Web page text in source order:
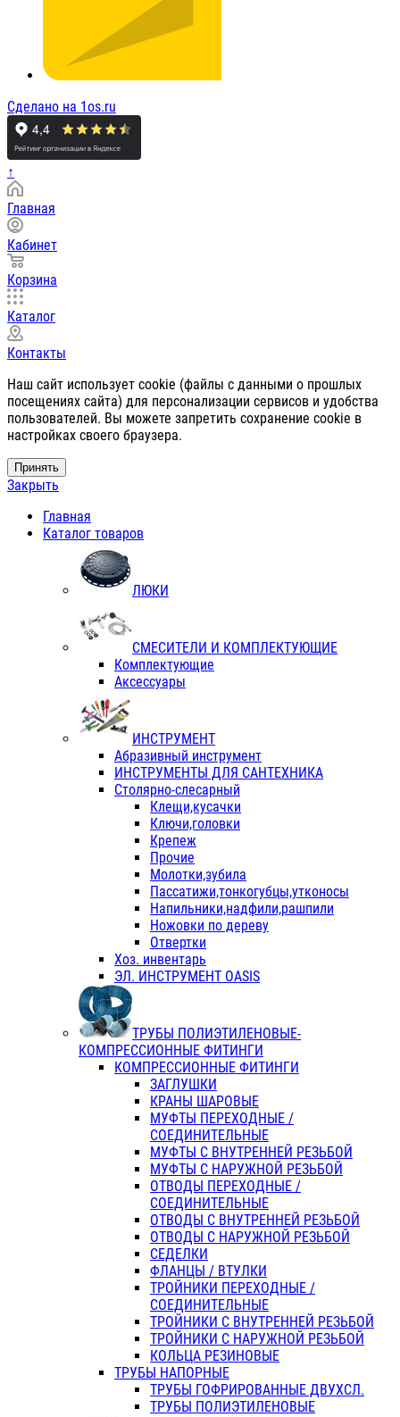
Сделано на 1os.ru
↑
Главная
Кабинет
Корзина
Каталог
Контакты
Наш сайт использует cookie (файлы с данными о прошлых
посещениях сайта) для персонализации сервисов и удобства
пользователей. Вы можете запретить сохранение cookie в
настройках своего браузера.
Принять
Закрыть
Главная
Каталог товаров
ЛЮКИ
СМЕСИТЕЛИ И КОМПЛЕКТУЮЩИЕ
Комплектующие
Аксессуары
ИНСТРУМЕНТ
Абразивный инструмент
ИНСТРУМЕНТЫ ДЛЯ САНТЕХНИКА
Столярно-слесарный
Клещи,кусачки
Ключи,головки
Крепеж
Прочие
Молотки,зубила
Пассатижи,тонкогубцы,утконосы
Напильники,надфили,рашпили
Ножовки по дереву
Отвертки
Хоз. инвентарь
ЭЛ. ИНСТРУМЕНТ OASIS
ТРУБЫ ПОЛИЭТИЛЕНОВЫЕ-
КОМПРЕССИОННЫЕ ФИТИНГИ
КОМПРЕССИОННЫЕ ФИТИНГИ
ЗАГЛУШКИ
КРАНЫ ШАРОВЫЕ
МУФТЫ ПЕРЕХОДНЫЕ /
СОЕДИНИТЕЛЬНЫЕ
МУФТЫ С ВНУТРЕННЕЙ РЕЗЬБОЙ
МУФТЫ С НАРУЖНОЙ РЕЗЬБОЙ
ОТВОДЫ ПЕРЕХОДНЫЕ /
СОЕДИНИТЕЛЬНЫЕ
ОТВОДЫ С ВНУТРЕННЕЙ РЕЗЬБОЙ
ОТВОДЫ С НАРУЖНОЙ РЕЗЬБОЙ
СЕДЕЛКИ
ФЛАНЦЫ / ВТУЛКИ
ТРОЙНИКИ ПЕРЕХОДНЫЕ /
СОЕДИНИТЕЛЬНЫЕ
ТРОЙНИКИ С ВНУТРЕННЕЙ РЕЗЬБОЙ
ТРОЙНИКИ С НАРУЖНОЙ РЕЗЬБОЙ
КОЛЬЦА РЕЗИНОВЫЕ
ТРУБЫ НАПОРНЫЕ
ТРУБЫ ГОФРИРОВАННЫЕ ДВУХСЛ.
ТРУБЫ ПОЛИЭТИЛЕНОВЫЕ